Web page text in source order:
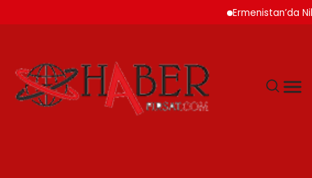
Ermenistan’da Nikol